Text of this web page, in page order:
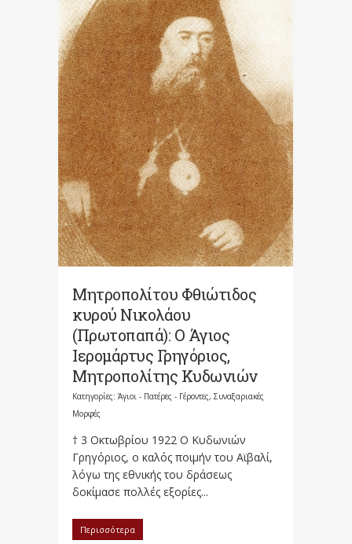
Μητροπολίτου Φθιώτιδος
κυρού Νικολάου
(Πρωτοπαπά): Ο Άγιος
Ιερομάρτυς Γρηγόριος,
Μητροπολίτης Κυδωνιών
Κατηγορίες: Άγιοι - Πατέρες - Γέροντες, Συναξαριακές
Μορφές
† 3 Οκτωβρίου 1922 Ο Κυδωνιών
Γρηγόριος, ο καλός ποιμήν του Αϊβαλί,
λόγω της εθνικής του δράσεως
δοκίμασε πολλές εξορίες...
Περισσότερα